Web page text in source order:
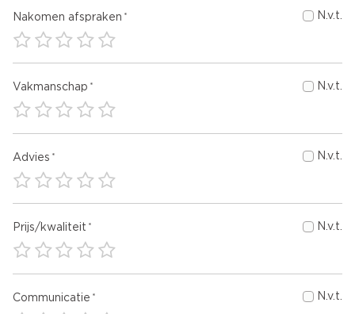
Nakomen afspraken N.v.t.
Vakmanschap N.v.t.
Advies N.v.t.
Prijs/kwaliteit N.v.t.
Communicatie N.v.t.